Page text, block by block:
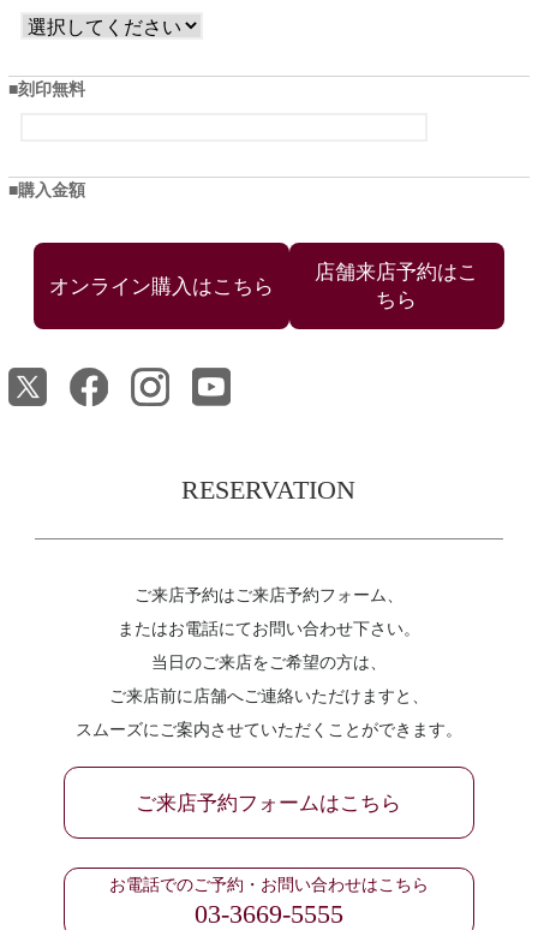
刻印無料
購入金額
店舗来店予約はこ
ちら
RESERVATION
ご来店予約はご来店予約フォーム、
またはお電話にてお問い合わせ下さい。
当日のご来店をご希望の方は、
ご来店前に店舗へご連絡いただけますと、
スムーズにご案内させていただくことができます。
ご来店予約フォームはこちら
お電話でのご予約・お問い合わせはこちら
03-3669-5555